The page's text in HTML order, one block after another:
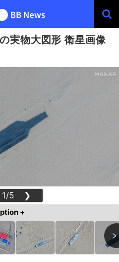
実物大図形 衛星画像
1/5 ❯
+